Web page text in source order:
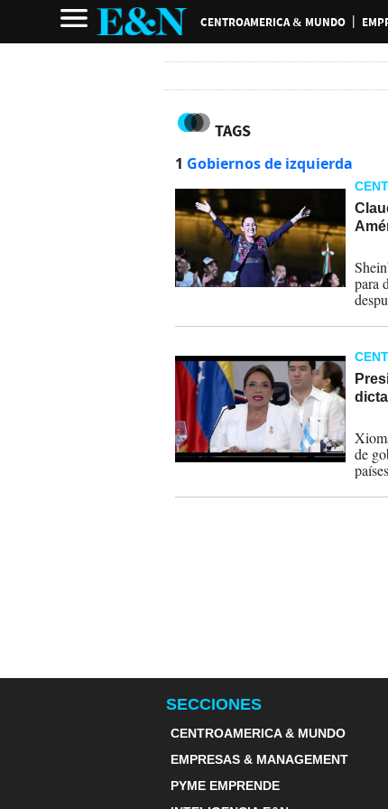
CENTROAMERICA & MUNDO
TAGS
1 Gobiernos de izquierda
para
de
SECCIONES
CENTROAMERICA & MUNDO
EMPRESAS & MANAGEMENT
PYME EMPRENDE